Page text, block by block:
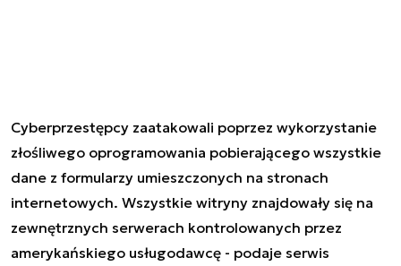
Cyberprzestępcy zaatakowali poprzez wykorzystanie
złośliwego oprogramowania pobierającego wszystkie
dane z formularzy umieszczonych na stronach
internetowych. Wszystkie witryny znajdowały się na
zewnętrznych serwerach kontrolowanych przez
amerykańskiego usługodawcę - podaje serwis